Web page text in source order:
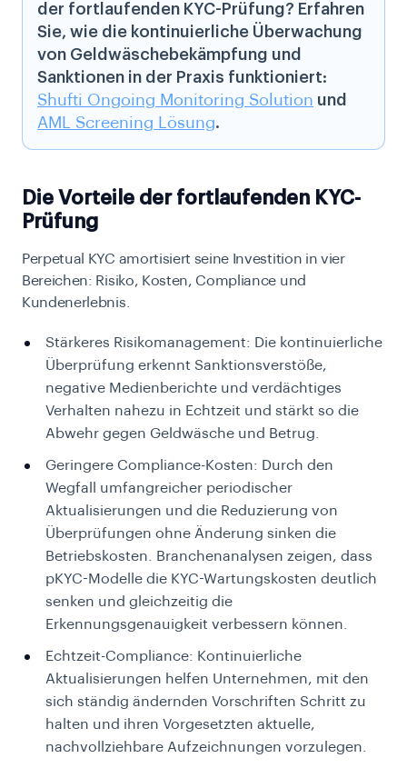
der fortlaufenden KYC-Prüfung? Erfahren
Sie, wie die kontinuierliche Überwachung
von Geldwäschebekämpfung und
Sanktionen in der Praxis funktioniert:
Shufti Ongoing Monitoring Solution und
AML Screening Lösung.
Die Vorteile der fortlaufenden KYC-
Prüfung
Perpetual KYC amortisiert seine Investition in vier
Bereichen: Risiko, Kosten, Compliance und
Kundenerlebnis.
Stärkeres Risikomanagement: Die kontinuierliche
Überprüfung erkennt Sanktionsverstöße,
negative Medienberichte und verdächtiges
Verhalten nahezu in Echtzeit und stärkt so die
Abwehr gegen Geldwäsche und Betrug.
Geringere Compliance-Kosten: Durch den
Wegfall umfangreicher periodischer
Aktualisierungen und die Reduzierung von
Überprüfungen ohne Änderung sinken die
Betriebskosten. Branchenanalysen zeigen, dass
pKYC-Modelle die KYC-Wartungskosten deutlich
senken und gleichzeitig die
Erkennungsgenauigkeit verbessern können.
Echtzeit-Compliance: Kontinuierliche
Aktualisierungen helfen Unternehmen, mit den
sich ständig ändernden Vorschriften Schritt zu
halten und ihren Vorgesetzten aktuelle,
nachvollziehbare Aufzeichnungen vorzulegen.